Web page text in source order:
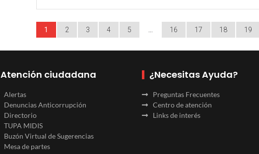
1 2 3 4 5 16 17 18 19
Atención ciudadana
Alertas
Denuncias Anticorrupción
Directorio
TUPA MIDIS
Buzón Virtual de Sugerencias
Mesa de partes
¿Necesitas Ayuda?
Preguntas Frecuentes
Centro de atención
Links de interés